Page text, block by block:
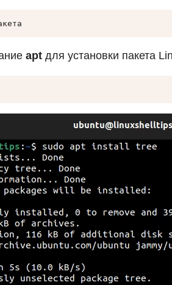
apt для установки пакета